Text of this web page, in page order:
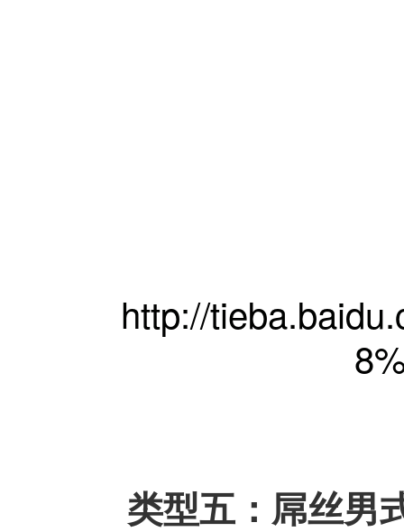
http://
类型五：屌丝男